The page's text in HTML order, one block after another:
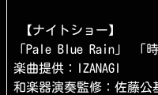
【ナイトショー】
「Pale Blue Rain」 「
楽曲提供：IZANAGI
和楽器演奏監修：佐藤公